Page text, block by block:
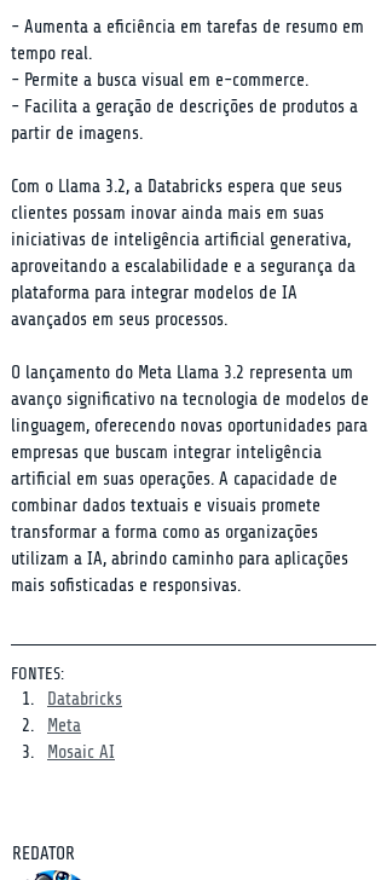
- Aumenta a eficiência em tarefas de resumo em
tempo real.
- Permite a busca visual em e-commerce.
- Facilita a geração de descrições de produtos a
partir de imagens.
Com o Llama 3.2, a Databricks espera que seus
clientes possam inovar ainda mais em suas
iniciativas de inteligência artificial generativa,
aproveitando a escalabilidade e a segurança da
plataforma para integrar modelos de IA
avançados em seus processos.
O lançamento do Meta Llama 3.2 representa um
avanço significativo na tecnologia de modelos de
linguagem, oferecendo novas oportunidades para
empresas que buscam integrar inteligência
artificial em suas operações. A capacidade de
combinar dados textuais e visuais promete
transformar a forma como as organizações
utilizam a IA, abrindo caminho para aplicações
mais sofisticadas e responsivas.
FONTES:
Databricks
Meta
Mosaic AI
REDATOR